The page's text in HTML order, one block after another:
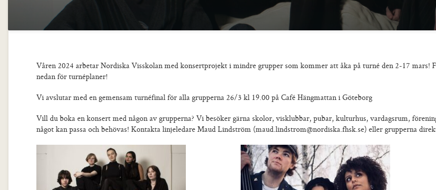
Våren 2024 arbetar Nordiska Visskolan med konsertprojekt i mindre grupper som kommer att åka på turné den 2-17 mars!
nedan för turnéplaner!
Vi avslutar med en gemensam turnéfinal för alla grupperna 26/3 kl 19.00 på Café Hängmattan i Göteborg
Vill du boka en konsert med någon av grupperna? Vi besöker gärna skolor, visklubbar, pubar, kulturhus, vardagsrum,
något kan passa och behövas! Kontakta linjeledare Maud Lindström (maud.lindstrom@nordiska.fhsk.se) eller grupperna